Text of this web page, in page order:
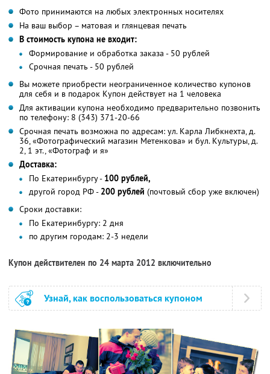
Фото принимаются на любых электронных носителях
На ваш выбор – матовая и глянцевая печать
В стоимость купона не входит:
Формирование и обработка заказа - 50 рублей
Срочная печать - 50 рублей
Вы можете приобрести неограниченное количество купонов
для себя и в подарок Купон действует на 1 человека
Для активации купона необходимо предварительно позвонить
по телефону: 8 (343) 371-20-66
Срочная печать возможна по адресам: ул. Карла Либкнехта, д.
36, «Фотографический магазин Метенкова» и бул. Культуры, д.
2, 1 эт., «Фотограф и я»
Доставка:
По Екатеринбургу - 100 рублей,
другой город РФ - 200 рублей (почтовый сбор уже включен)
Сроки доставки:
По Екатеринбургу: 2 дня
по другим городам: 2-3 недели
Купон действителен по 24 марта 2012 включительно
Узнай, как воспользоваться купоном